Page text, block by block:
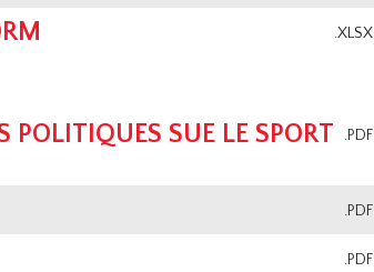
.XLSX
.PDF
SUE LE SPORT
.PDF
.PDF